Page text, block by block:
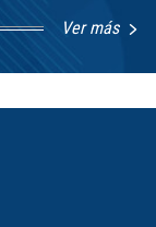
Ver más